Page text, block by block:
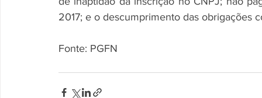
2017; e o descumprimento das obrigações
Fonte: PGFN